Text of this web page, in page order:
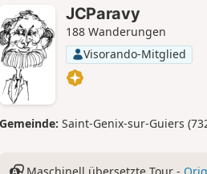
JCParavy
188 Wanderungen
Visorando-Mitglied
Gemeinde: Saint-Genix-sur-Guiers
Maschinell übersetzte Tour -